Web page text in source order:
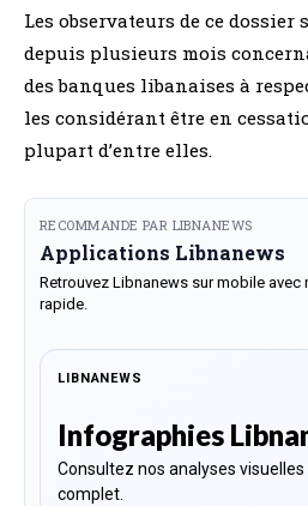
Les observateurs de ce dossier
depuis plusieurs mois
des banques libanaises à
les considérant être en
plupart d’entre elles.
RECOMMANDE PAR LIBNANEWS
Applications Libnanews
Retrouvez Libnanews sur mobile
rapide.
LIBNANEWS
Infographies
Consultez nos analyses
complet.